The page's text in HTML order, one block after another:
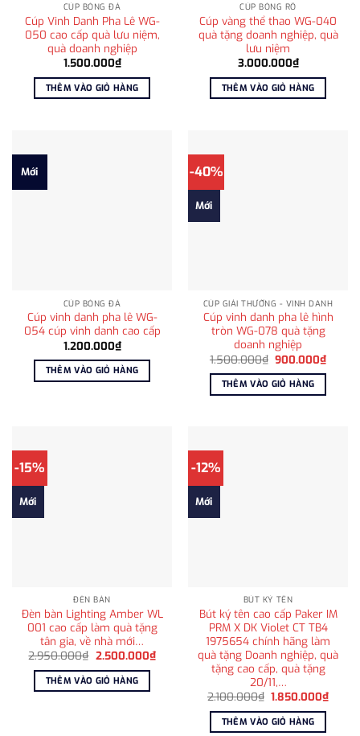
CÚP BÓNG ĐÁ
Cúp Vinh Danh Pha Lê WG-
050 cao cấp quà lưu niệm,
quà doanh nghiệp
1.500.000₫
THÊM VÀO GIỎ HÀNG
CÚP BÓNG RỔ
Cúp vàng thể thao WG-040
quà tặng doanh nghiệp, quà
lưu niệm
3.000.000₫
THÊM VÀO GIỎ HÀNG
Mới
CÚP BÓNG ĐÁ
Cúp vinh danh pha lê WG-
054 cúp vinh danh cao cấp
1.200.000₫
THÊM VÀO GIỎ HÀNG
-40%
Mới
CÚP GIẢI THƯỞNG - VINH DANH
Cúp vinh danh pha lê hình
tròn WG-078 quà tặng
doanh nghiệp
1.500.000₫ Giá
là:
1.500.000₫.
900.000₫Giá
hiện
THÊM VÀO GIỎ HÀNG
-15%
Mới
ĐÈN BÀN
Đèn bàn Lighting Amber WL
001 cao cấp làm quà tặng
tân gia, về nhà mới…
2.950.000₫ Giá
là:
2.950.000₫.
2.500.000₫Giá
hiện
2.500.000₫.
THÊM VÀO GIỎ HÀNG
-12%
Mới
BÚT KÝ TÊN
Bút ký tên cao cấp Paker IM
PRM X DK Violet CT TB4
1975654 chính hãng làm
quà tặng Doanh nghiệp, quà
tặng cao cấp, quà tặng
20/11,…
2.100.000₫ Giá
là:
2.100.000₫.
1.850.000₫Giá
hiện
THÊM VÀO GIỎ HÀNG